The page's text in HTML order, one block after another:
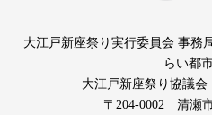
大江戸新座祭り実行委員会 事
らい都
大江戸新座祭り協議
〒204-0002 清瀬